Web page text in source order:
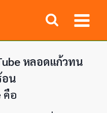
หลอดแก้วทน
อน
คือ